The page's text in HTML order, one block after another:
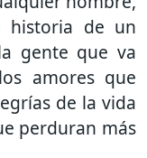
historia de un
gente que va
amores que
de la vida
perduran más